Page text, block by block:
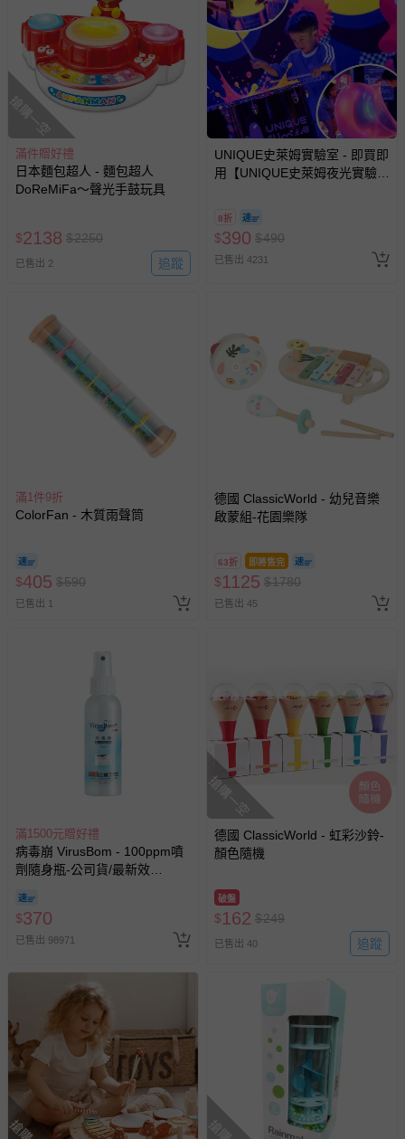
搶購一空
滿件贈好禮
日本麵包超人 - 麵包超人
DoReMiFa～聲光手鼓玩具
$2138 $2250
已售出 2 追蹤
UNIQUE史萊姆實驗室 - 即買即
用【UNIQUE史萊姆夜光實驗室
訂單編號兌換，逾期作廢) (大
人小孩均一價(3歲以上需購票))
8折
$390 $490
已售出 4231
滿1件9折
ColorFan - 木質雨聲筒
$405 $590
已售出 1
德國 ClassicWorld - 幼兒音樂
啟蒙組-花園樂隊
63折 即將售完
$1125 $1780
已售出 45
滿1500元贈好禮
病毒崩 VirusBom - 100ppm噴
劑隨身瓶-公司貨/最新效
$370
已售出 98971
搶購一空
德國 ClassicWorld - 虹彩沙鈴-
顏色隨機
破盤
$162 $249
已售出 40 追蹤